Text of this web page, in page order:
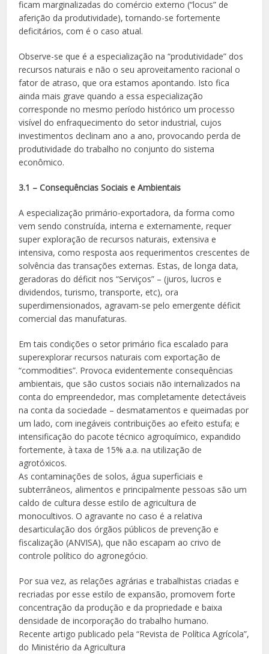
ficam marginalizadas do comércio externo (“locus” de
aferição da produtividade), tornando-se fortemente
deficitários, com é o caso atual.
Observe-se que é a especialização na “produtividade” dos
recursos naturais e não o seu aproveitamento racional o
fator de atraso, que ora estamos apontando. Isto fica
ainda mais grave quando a essa especialização
corresponde no mesmo período histórico um processo
visível do enfraquecimento do setor industrial, cujos
investimentos declinam ano a ano, provocando perda de
produtividade do trabalho no conjunto do sistema
econômico.
3.1 – Consequências Sociais e Ambientais
A especialização primário-exportadora, da forma como
vem sendo construída, interna e externamente, requer
super exploração de recursos naturais, extensiva e
intensiva, como resposta aos requerimentos crescentes de
solvência das transações externas. Estas, de longa data,
geradoras do déficit nos “Serviços” – (juros, lucros e
dividendos, turismo, transporte, etc), ora
superdimensionados, agravam-se pelo emergente déficit
comercial das manufaturas.
Em tais condições o setor primário fica escalado para
superexplorar recursos naturais com exportação de
“commodities”. Provoca evidentemente consequências
ambientais, que são custos sociais não internalizados na
conta do empreendedor, mas completamente detectáveis
na conta da sociedade – desmatamentos e queimadas por
um lado, com inegáveis contribuições ao efeito estufa; e
intensificação do pacote técnico agroquímico, expandido
fortemente, à taxa de 15% a.a. na utilização de
agrotóxicos.
As contaminações de solos, água superficiais e
subterrâneos, alimentos e principalmente pessoas são um
caldo de cultura desse estilo de agricultura de
monocultivos. O agravante no caso é a relativa
desarticulação dos órgãos públicos de prevenção e
fiscalização (ANVISA), que não escapam ao crivo de
controle político do agronegócio.
Por sua vez, as relações agrárias e trabalhistas criadas e
recriadas por esse estilo de expansão, promovem forte
concentração da produção e da propriedade e baixa
densidade de incorporação do trabalho humano.
Recente artigo publicado pela “Revista de Política Agrícola”,
do Ministério da Agricultura